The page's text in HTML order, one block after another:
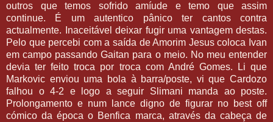
outros que temos sofrido amíude e temo que assim
continue. É um autentico pânico ter cantos contra
actualmente. Inaceitável deixar fugir uma vantagem destas.
Pelo que percebi com a saída de Amorim Jesus coloca Ivan
em campo passando Gaitan para o meio. No meu entender
devia ter feito troca por troca com André Gomes. Li que
Markovic enviou uma bola à barra/poste, vi que Cardozo
falhou o 4-2 e logo a seguir Slimani manda ao poste.
Prolongamento e num lance digno de figurar no best off
cómico da época o Benfica marca, através da cabeça de